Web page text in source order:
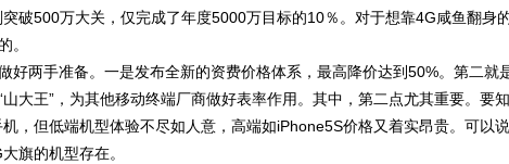
破500万大关，仅完成了年度5000万目标的10％。对于想靠4G咸鱼翻身
。
好两手准备。一是发布全新的资费价格体系，最高降价达到50%。第二就
大王”，为其他移动终端厂商做好表率作用。其中，第二点尤其重要。要
，但低端机型体验不尽如人意，高端如iPhone5S价格又着实昂贵。可以
旗的机型存在。